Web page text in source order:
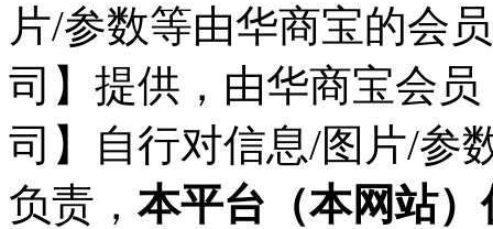
片/参数等由华商宝的会
司】提供，由华商宝会
司】自行对信息/图片/参
负责，本平台（本网站